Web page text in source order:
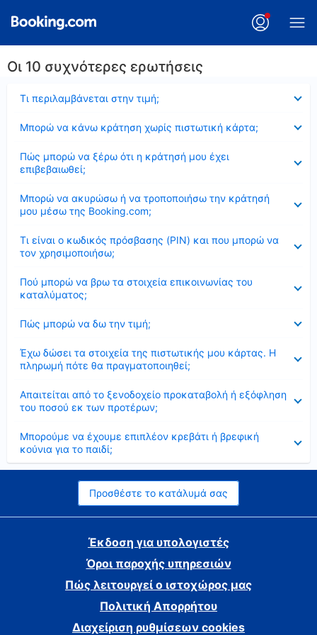
Οι 10 συχνότερες ερωτήσεις
Τι περιλαμβάνεται στην τιμή;
Μπορώ να κάνω κράτηση χωρίς πιστωτική κάρτα;
Πώς μπορώ να ξέρω ότι η κράτησή μου έχει
επιβεβαιωθεί;
Μπορώ να ακυρώσω ή να τροποποιήσω την κράτησή
μου μέσω της Booking.com;
Τι είναι ο κωδικός πρόσβασης (PIN) και που μπορώ να
τον χρησιμοποιήσω;
Πού μπορώ να βρω τα στοιχεία επικοινωνίας του
καταλύματος;
Πώς μπορώ να δω την τιμή;
Έχω δώσει τα στοιχεία της πιστωτικής μου κάρτας. Η
πληρωμή πότε θα πραγματοποιηθεί;
Απαιτείται από το ξενοδοχείο προκαταβολή ή εξόφληση
του ποσού εκ των προτέρων;
Μπορούμε να έχουμε επιπλέον κρεβάτι ή βρεφική
κούνια για το παιδί;
Προσθέστε το κατάλυμά σας
Έκδοση για υπολογιστές
Όροι παροχής υπηρεσιών
Πώς λειτουργεί ο ιστοχώρος μας
Πολιτική Απορρήτου
Διαχείριση ρυθμίσεων cookies